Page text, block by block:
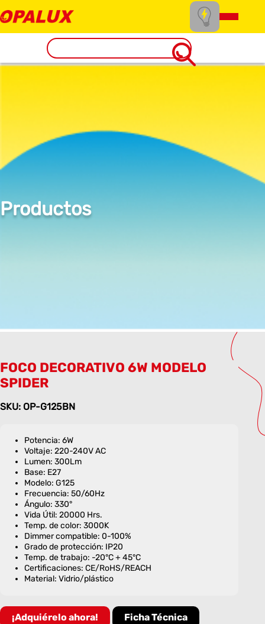
Productos
FOCO DECORATIVO 6W MODELO
SPIDER
SKU: OP-G125BN
Potencia: 6W
Voltaje: 220-240V AC
Lumen: 300Lm
Base: E27
Modelo: G125
Frecuencia: 50/60Hz
Ángulo: 330°
Vida Útil: 20000 Hrs.
Temp. de color: 3000K
Dimmer compatible: 0-100%
Grado de protección: IP20
Temp. de trabajo: -20°C + 45°C
Certificaciones: CE/RoHS/REACH
Material: Vidrio/plástico
¡Adquiérelo ahora! Ficha Técnica